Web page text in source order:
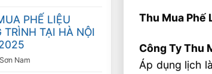
PHẾ LIỆU
TRÌNH TẠI HÀ NỘI
Nam
Thu Mua Phế
Công Ty Thu
Áp dụng lịch